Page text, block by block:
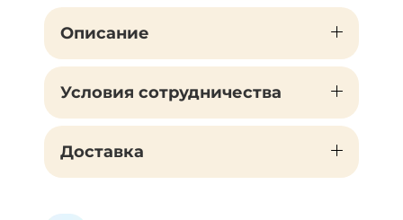
Описание
Условия сотрудничества
Доставка